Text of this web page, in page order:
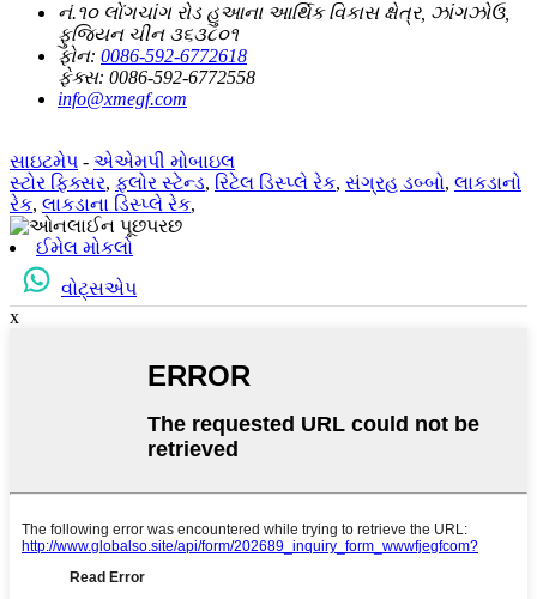
નં.૧૦ લોંગચાંગ રોડ હુઆના આર્થિક વિકાસ ક્ષેત્ર, ઝાંગઝોઉ,
ફુજિયન ચીન ૩૬૩૮૦૧
ફોન: 0086-592-6772618
ફેક્સ: 0086-592-6772558
info@xmegf.com
સાઇટમેપ - એએમપી મોબાઇલ
સ્ટોર ફિક્સર, ફ્લોર સ્ટેન્ડ, રિટેલ ડિસ્પ્લે રેક, સંગ્રહ ડબ્બો, લાકડાનો
રેક, લાકડાના ડિસ્પ્લે રેક,
ઈમેલ મોકલો
વોટ્સએપ
x